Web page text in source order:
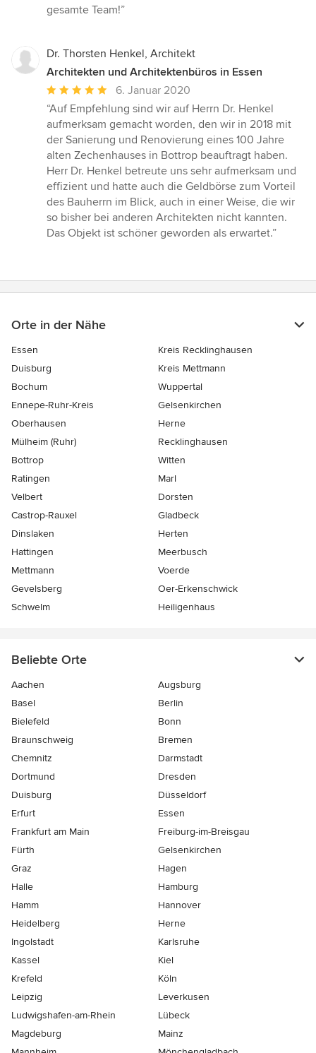
gesamte Team!”
Dr. Thorsten Henkel, Architekt
Architekten und Architektenbüros in Essen
Durchschnittliche
Bewertung:
5
von
5
Sternen
6. Januar 2020
“Auf Empfehlung sind wir auf Herrn Dr. Henkel
aufmerksam gemacht worden, den wir in 2018 mit
der Sanierung und Renovierung eines 100 Jahre
alten Zechenhauses in Bottrop beauftragt haben.
Herr Dr. Henkel betreute uns sehr aufmerksam und
effizient und hatte auch die Geldbörse zum Vorteil
des Bauherrn im Blick, auch in einer Weise, die wir
so bisher bei anderen Architekten nicht kannten.
Das Objekt ist schöner geworden als erwartet.”
Orte in der Nähe
Essen
Kreis Recklinghausen
Duisburg
Kreis Mettmann
Bochum
Wuppertal
Ennepe-Ruhr-Kreis
Gelsenkirchen
Oberhausen
Herne
Mülheim (Ruhr)
Recklinghausen
Bottrop
Witten
Ratingen
Marl
Velbert
Dorsten
Castrop-Rauxel
Gladbeck
Dinslaken
Herten
Hattingen
Meerbusch
Mettmann
Voerde
Gevelsberg
Oer-Erkenschwick
Schwelm
Heiligenhaus
Beliebte Orte
Aachen
Augsburg
Basel
Berlin
Bielefeld
Bonn
Braunschweig
Bremen
Chemnitz
Darmstadt
Dortmund
Dresden
Duisburg
Düsseldorf
Erfurt
Essen
Frankfurt am Main
Freiburg-im-Breisgau
Fürth
Gelsenkirchen
Graz
Hagen
Halle
Hamburg
Hamm
Hannover
Heidelberg
Herne
Ingolstadt
Karlsruhe
Kassel
Kiel
Krefeld
Köln
Leipzig
Leverkusen
Ludwigshafen-am-Rhein
Lübeck
Magdeburg
Mainz